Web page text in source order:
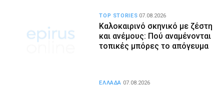
Καλοκαιρινό σκηνικό με ζέστη
και ανέμους: Πού αναμένονται
τοπικές μπόρες το απόγευμα
TOP STORIES 07.08.2026
ΕΛΛΑΔΑ 07.08.2026